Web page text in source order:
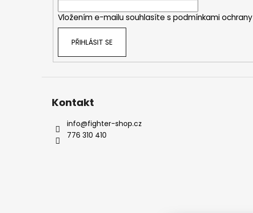
Vložením e-mailu souhlasíte s podmínkami
PŘIHLÁSIT SE
Kontakt
info@fighter-shop.cz
776 310 410